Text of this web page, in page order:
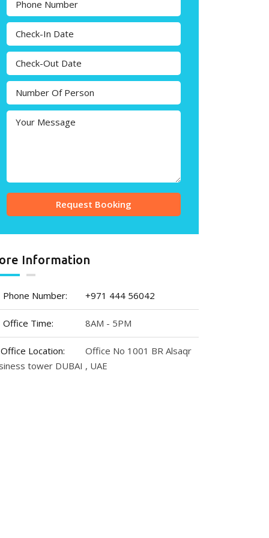
Request Booking
Information
Phone Number: +971 444 56042
Office Time: 8AM - 5PM
Location:
Office No 1001 BR Alsaqr
tower DUBAI , UAE